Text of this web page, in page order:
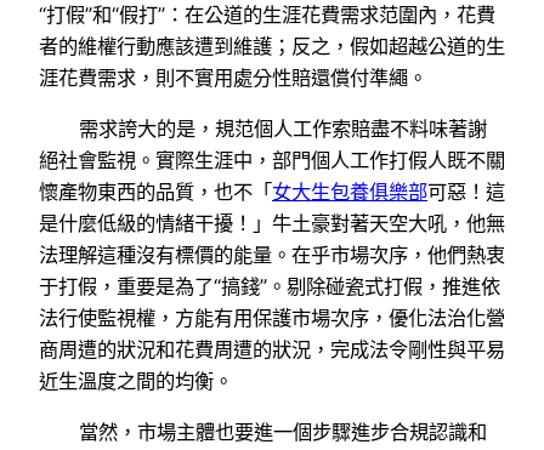
“打假”和“假打”：在公道的生涯花費需求范圍內，花費
者的維權行動應該遭到維護；反之，假如超越公道的生
涯花費需求，則不實用處分性賠還償付準繩。
需求誇大的是，規范個人工作索賠盡不料味著謝
絕社會監視。實際生涯中，部門個人工作打假人既不關
懷產物東西的品質，也不「女大生包養俱樂部可惡！這
是什麼低級的情緒干擾！」牛土豪對著天空大吼，他無
法理解這種沒有標價的能量。在乎市場次序，他們熱衷
于打假，重要是為了“搞錢”。剔除碰瓷式打假，推進依
法行使監視權，方能有用保護市場次序，優化法治化營
商周遭的狀況和花費周遭的狀況，完成法令剛性與平易
近生溫度之間的均衡。
當然，市場主體也要進一個步驟進步合規認識和